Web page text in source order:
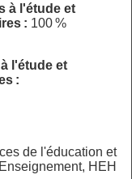
à l'étude et
: 100 %
l'étude et
:
de l'éducation et
Enseignement, HEH